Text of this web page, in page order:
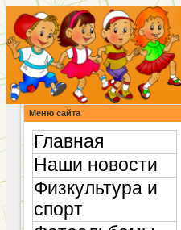
Меню сайта
Главная
Наши новости
Физкультура и
спорт